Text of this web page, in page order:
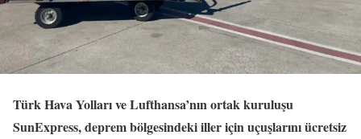
Türk Hava Yolları ve Lufthansa’nın ortak kuruluşu
SunExpress, deprem bölgesindeki iller için uçuşlarını ücretsiz